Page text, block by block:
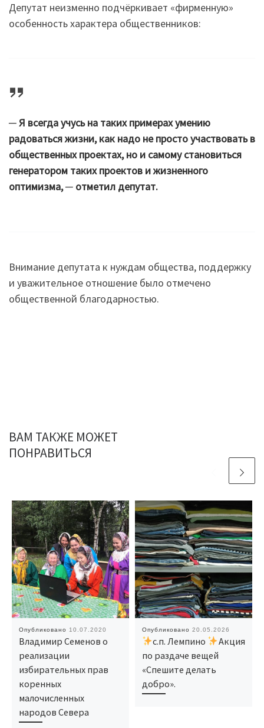
Депутат неизменно подчёркивает «фирменную»
особенность характера общественников:
─ Я всегда учусь на таких примерах умению
радоваться жизни, как надо не просто участвовать в
общественных проектах, но и самому становиться
генератором таких проектов и жизненного
оптимизма, ─ отметил депутат.
Внимание депутата к нуждам общества, поддержку
и уважительное отношение было отмечено
общественной благодарностью.
ВАМ ТАКЖЕ МОЖЕТ
ПОНРАВИТЬСЯ
Опубликовано 10.07.2020
Владимир Семенов о
реализации
избирательных прав
коренных
малочисленных
народов Севера
Опубликовано 20.05.2026
с.п. Лемпино
Акция
по раздаче вещей
«Спешите делать
добро».